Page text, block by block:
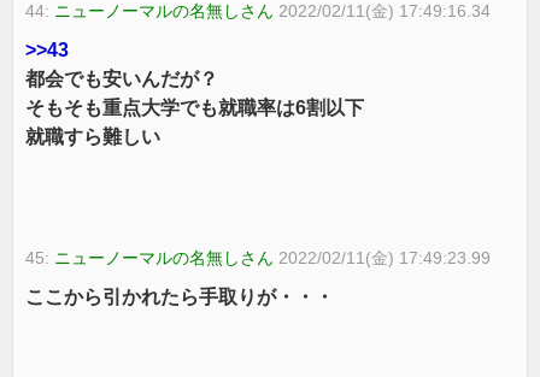
44: ニューノーマルの名無しさん 2022/02/11(金) 17:49:16.34
>>43
都会でも安いんだが？
そもそも重点大学でも就職率は6割以下
就職すら難しい
45: ニューノーマルの名無しさん 2022/02/11(金) 17:49:23.99
ここから引かれたら手取りが・・・